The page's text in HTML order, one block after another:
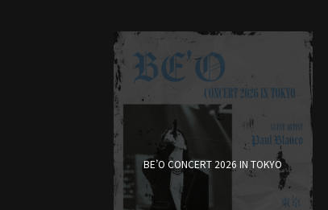
BE’O CONCERT 2026 IN TOKYO